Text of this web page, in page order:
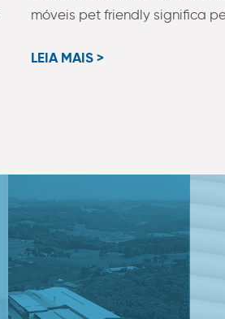
móveis pet friendly significa
LEIA MAIS >